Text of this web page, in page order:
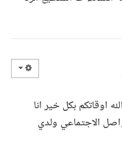
اوقاتكم بكل خير انا
الاجتماعي ولدي